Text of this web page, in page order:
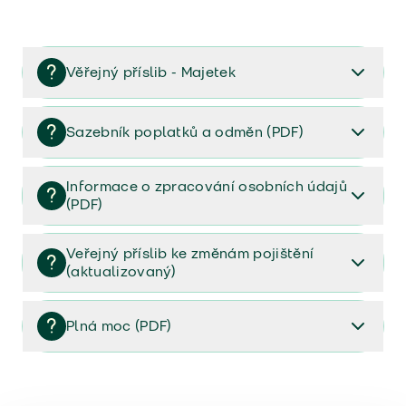
Věřejný příslib - Majetek
Věřejný příslib majetek 2023
Sazebník poplatků a odměn (PDF)
Sazebník poplatků a odměn (PDF)
Informace o zpracování osobních údajů
(PDF)
Informace o zpracování osobních údajů (PDF)
Veřejný příslib ke změnám pojištění
(aktualizovaný)
Veřejný příslib ke změnám pojištění (aktualizovaný)
Plná moc (PDF)